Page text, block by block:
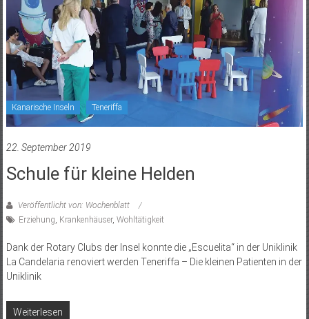
Kanarische Inseln Teneriffa
22. September 2019
Schule für kleine Helden
Veröffentlicht von: Wochenblatt
Erziehung, Krankenhäuser, Wohltätigkeit
Dank der Rotary Clubs der Insel konnte die „Escuelita“ in der Uniklinik
La Candelaria renoviert werden Teneriffa – Die kleinen Patienten in der
Uniklinik
Weiterlesen